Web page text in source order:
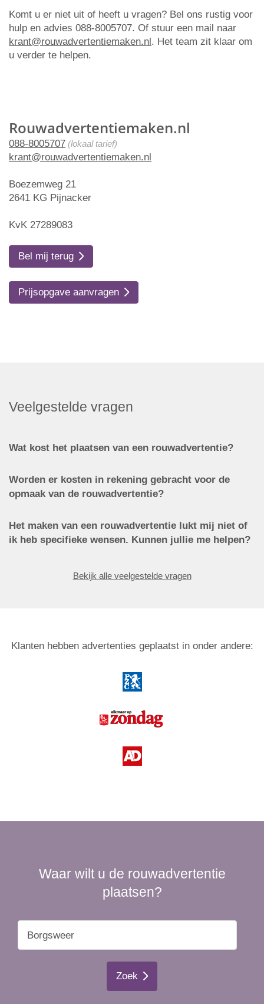
Rouwadvertentiemaken.nl
088-8005707 (lokaal tarief)
krant@rouwadvertentiemaken.nl
Boezemweg 21
2641 KG Pijnacker
KvK 27289083
Bel mij terug
Prijsopgave aanvragen
Komt u er niet uit of heeft u vragen? Bel ons rustig voor
hulp en advies 088-8005707. Of stuur een mail naar
krant@rouwadvertentiemaken.nl. Het team zit klaar om
u verder te helpen.
Veelgestelde vragen
Wat kost het plaatsen van een rouwadvertentie?
Worden er kosten in rekening gebracht voor de
opmaak van de rouwadvertentie?
Het maken van een rouwadvertentie lukt mij niet of
ik heb specifieke wensen. Kunnen jullie me helpen?
Bekijk alle veelgestelde vragen
Klanten hebben advertenties geplaatst in onder andere:
Waar wilt u de rouwadvertentie
plaatsen?
Zoek